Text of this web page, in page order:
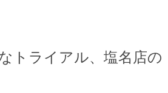
トライアル、塩名店の